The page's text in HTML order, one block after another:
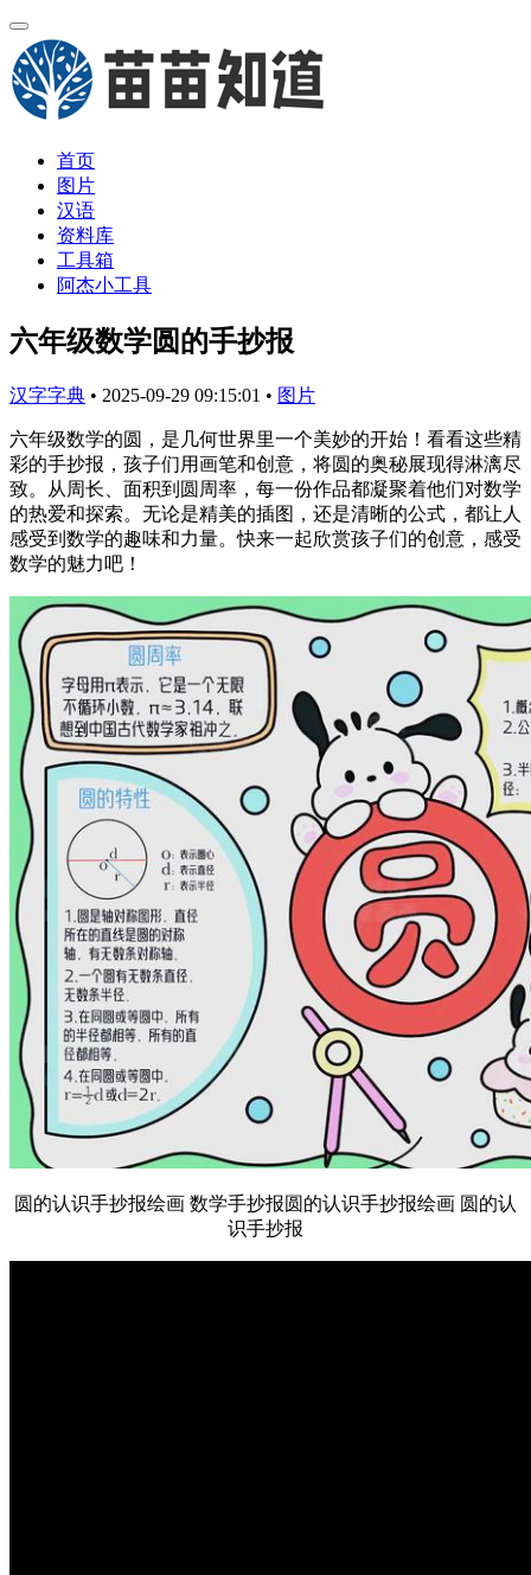
首页
图片
汉语
资料库
工具箱
阿杰小工具
六年级数学圆的手抄报
汉字字典 • 2025-09-29 09:15:01 • 图片
六年级数学的圆，是几何世界里一个美妙的开始！看看这些精
彩的手抄报，孩子们用画笔和创意，将圆的奥秘展现得淋漓尽
致。从周长、面积到圆周率，每一份作品都凝聚着他们对数学
的热爱和探索。无论是精美的插图，还是清晰的公式，都让人
感受到数学的趣味和力量。快来一起欣赏孩子们的创意，感受
数学的魅力吧！
圆的认识手抄报绘画 数学手抄报圆的认识手抄报绘画 圆的认
识手抄报